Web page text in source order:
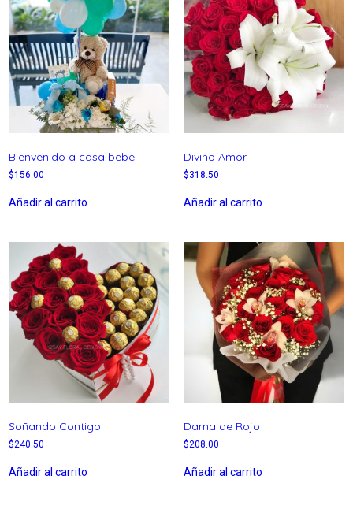
Bienvenido a casa bebé
$156.00
Añadir al carrito
Divino Amor
$318.50
Añadir al carrito
Soñando Contigo
$240.50
Añadir al carrito
Dama de Rojo
$208.00
Añadir al carrito